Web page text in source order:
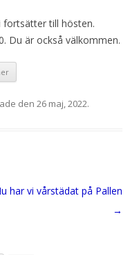
fortsätter till hösten.
Du är också välkommen.
den 26 maj, 2022.
har vi vårstädat på Pallen
→